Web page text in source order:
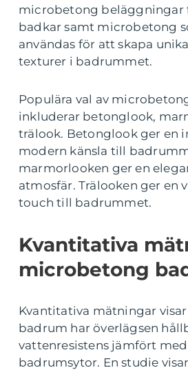
microbetong beläggningar
badkar samt microbetong
användas för att skapa
texturer i badrummet.
Populära val av
inkluderar betonglook,
trälook. Betonglook ger en
modern känsla till
marmorlooken ger en
atmosfär. Trälooken ger en
touch till badrummet.
Kvantitativa
microbetong
Kvantitativa mätningar
badrum har överlägsen
vattenresistens jämfört
badrumsytor. En studie